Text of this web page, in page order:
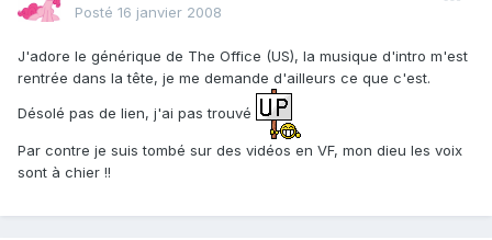
Posté 16 janvier 2008
J'adore le générique de The Office (US), la musique d'intro m'est
rentrée dans la tête, je me demande d'ailleurs ce que c'est.
Désolé pas de lien, j'ai pas trouvé
Par contre je suis tombé sur des vidéos en VF, mon dieu les voix
sont à chier !!